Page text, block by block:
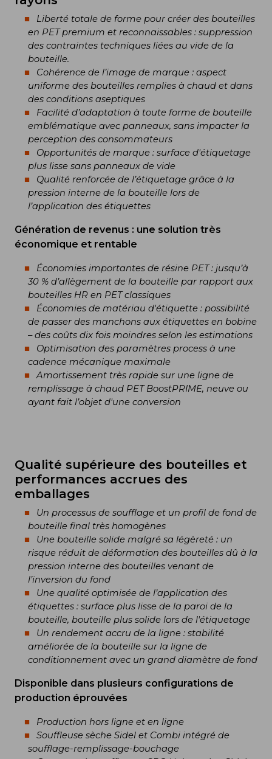
Liberté totale de forme pour créer des bouteilles
en PET premium et reconnaissables : suppression
des contraintes techniques liées au vide de la
bouteille.
Cohérence de l’image de marque : aspect
uniforme des bouteilles remplies à chaud et dans
des conditions aseptiques
Facilité d’adaptation à toute forme de bouteille
emblématique avec panneaux, sans impacter la
perception des consommateurs
Opportunités de marque : surface d'étiquetage
plus lisse sans panneaux de vide
Qualité renforcée de l’étiquetage grâce à la
pression interne de la bouteille lors de
l’application des étiquettes
Génération de revenus : une solution très
économique et rentable
Économies importantes de résine PET : jusqu’à
30 % d’allègement de la bouteille par rapport aux
bouteilles HR en PET classiques
Économies de matériau d'étiquette : possibilité
de passer des manchons aux étiquettes en bobine
– des coûts dix fois moindres selon les estimations
Optimisation des paramètres process à une
cadence mécanique maximale
Amortissement très rapide sur une ligne de
remplissage à chaud PET BoostPRIME, neuve ou
ayant fait l’objet d'une conversion
Qualité supérieure des bouteilles et
performances accrues des
emballages
Un processus de soufflage et un profil de fond de
bouteille final très homogènes
Une bouteille solide malgré sa légèreté : un
risque réduit de déformation des bouteilles dû à la
pression interne des bouteilles venant de
l’inversion du fond
Une qualité optimisée de l’application des
étiquettes : surface plus lisse de la paroi de la
bouteille, bouteille plus solide lors de l'étiquetage
Un rendement accru de la ligne : stabilité
améliorée de la bouteille sur la ligne de
conditionnement avec un grand diamètre de fond
Disponible dans plusieurs configurations de
production éprouvées
Production hors ligne et en ligne
Souffleuse sèche Sidel et Combi intégré de
soufflage-remplissage-bouchage